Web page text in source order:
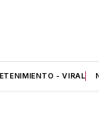
- VIRAL